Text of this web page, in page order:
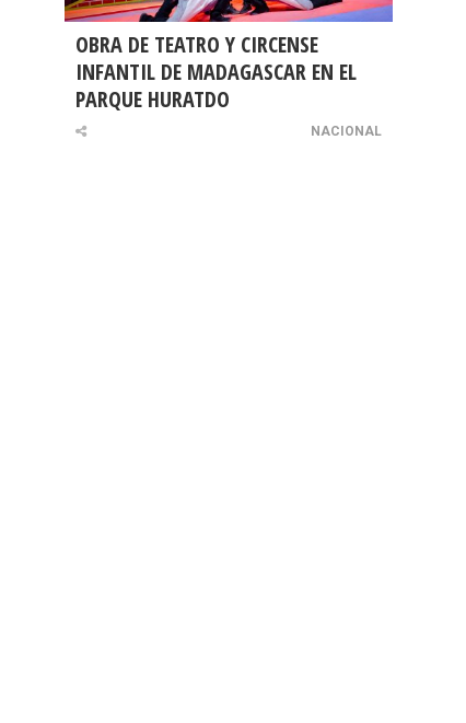
OBRA DE TEATRO Y CIRCENSE
INFANTIL DE MADAGASCAR EN EL
PARQUE HURATDO
NACIONAL